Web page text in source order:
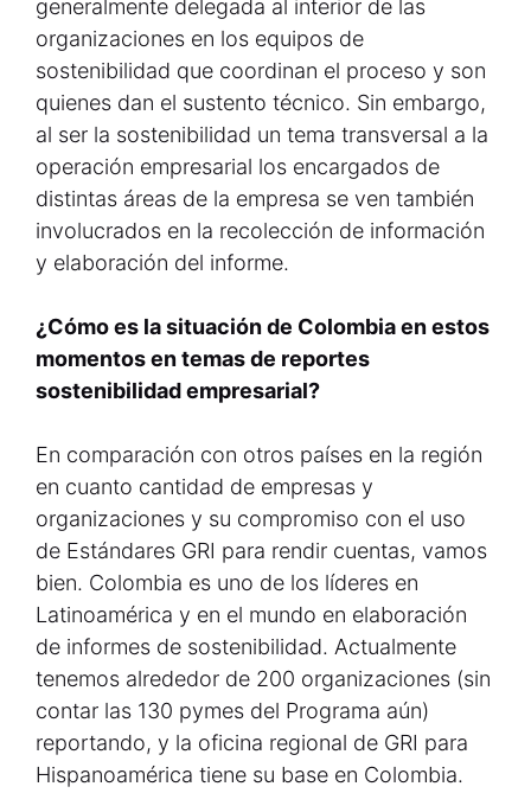
generalmente delegada al interior de las
organizaciones en los equipos de
sostenibilidad que coordinan el proceso y son
quienes dan el sustento técnico. Sin embargo,
al ser la sostenibilidad un tema transversal a la
operación empresarial los encargados de
distintas áreas de la empresa se ven también
involucrados en la recolección de información
y elaboración del informe.
¿Cómo es la situación de Colombia en estos
momentos en temas de reportes
sostenibilidad empresarial?
En comparación con otros países en la región
en cuanto cantidad de empresas y
organizaciones y su compromiso con el uso
de Estándares GRI para rendir cuentas, vamos
bien. Colombia es uno de los líderes en
Latinoamérica y en el mundo en elaboración
de informes de sostenibilidad. Actualmente
tenemos alrededor de 200 organizaciones (sin
contar las 130 pymes del Programa aún)
reportando, y la oficina regional de GRI para
Hispanoamérica tiene su base en Colombia.